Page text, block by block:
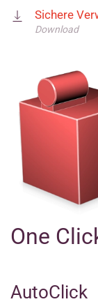
Sichere
Download
One
AutoClick